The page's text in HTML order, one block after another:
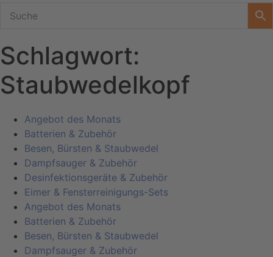
Schlagwort:
Staubwedelkopf
Angebot des Monats
Batterien & Zubehör
Besen, Bürsten & Staubwedel
Dampfsauger & Zubehör
Desinfektionsgeräte & Zubehör
Eimer & Fensterreinigungs-Sets
Angebot des Monats
Batterien & Zubehör
Besen, Bürsten & Staubwedel
Dampfsauger & Zubehör